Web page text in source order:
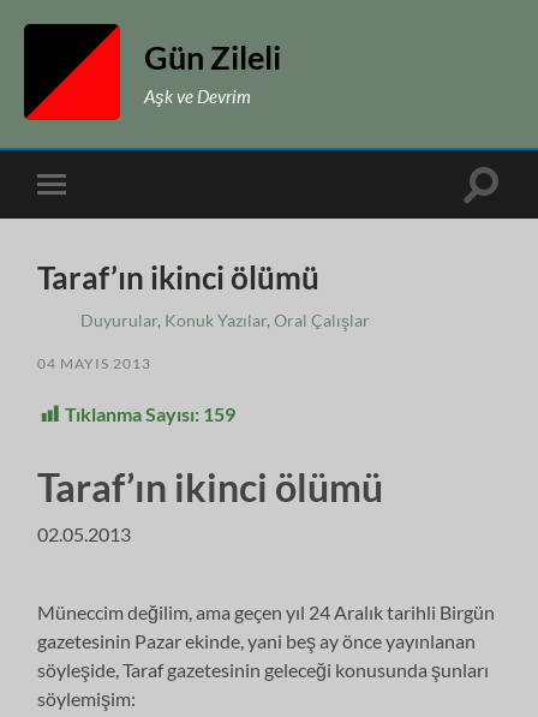
Gün Zileli
Aşk ve Devrim
Toggle
mobile
Toggle
Taraf’ın ikinci ölümü
Duyurular, Konuk Yazılar,Oral Çalışlar
04 MAYIS 2013
Tıklanma Sayısı: 159
Taraf’ın ikinci ölümü
02.05.2013
Müneccim değilim, ama geçen yıl 24 Aralık tarihli Birgün
gazetesinin Pazar ekinde, yani beş ay önce yayınlanan
söyleşide, Taraf gazetesinin geleceği konusunda şunları
söylemişim: